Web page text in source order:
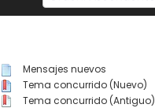
Mensajes nuevos
Tema concurrido (Nuevo)
Tema concurrido (Antiguo)